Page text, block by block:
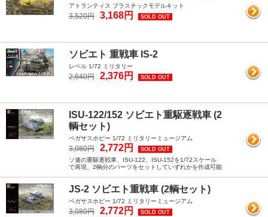
アトランティス プラスチックモデルキット
3,520円 3,168円 SOLD OUT
ソビエト 重戦車 IS-2
レベル 1/72 ミリタリー
2,640円 2,376円 SOLD OUT
ISU-122/152 ソビエト重駆逐戦車 (2
輌セット)
ペガサスホビー 1/72 ミリタリーミュージアム
3,080円 2,772円 SOLD OUT
ソ連の重駆逐戦車、ISU-122、ISU-152を1/72スケール
で再現、2輌分のパーツをセットしていずれかを作成可能
JS-2 ソビエト重戦車 (2輌セット)
ペガサスホビー 1/72 ミリタリーミュージアム
3,080円 2,772円 SOLD OUT